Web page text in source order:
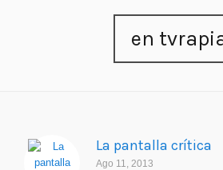
en
La pantalla crítica
Ago 11, 2013